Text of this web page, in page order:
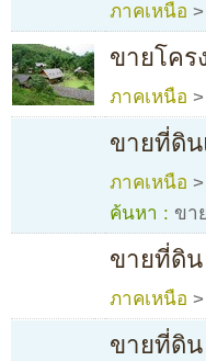
ภาคเหนือ >
ขายโคร
ภาคเหนือ >
ขายที่ดิน
ภาคเหนือ >
ค้นหา : ขา
ขายที่ดิน
ภาคเหนือ >
ขายที่ดิน